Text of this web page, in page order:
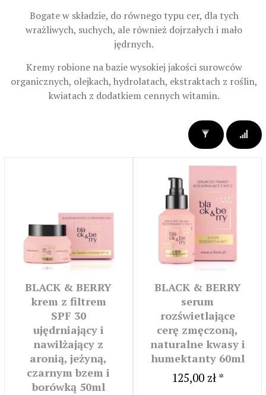
Bogate w składzie, do równego typu cer, dla tych
wrażliwych, suchych, ale również dojrzałych i mało
jędrnych.
Kremy robione na bazie wysokiej jakości surowców
organicznych, olejkach, hydrolatach, ekstraktach z roślin,
kwiatach z dodatkiem cennych witamin.
BLACK & BERRY
krem z filtrem
SPF 30
ujędrniający i
nawilżający z
aronią, jeżyną,
czarnym bzem i
borówką 50ml
BLACK & BERRY
serum
rozświetlające
cerę zmęczoną,
naturalne kwasy i
humektanty 60ml
125,00 zł *